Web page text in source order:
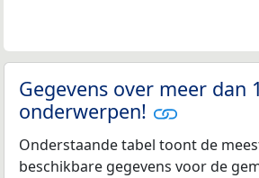
Gegevens over meer dan
onderwerpen!
Onderstaande tabel toont de
beschikbare gegevens voor de